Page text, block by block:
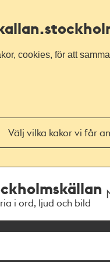
cookies, för att
Välj vilka kakor vi får
i ord, ljud och bild